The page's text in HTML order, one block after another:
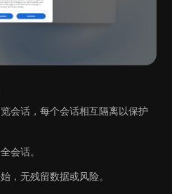
会话，每个会话相互隔离以保护
会话。
，无残留数据或风险。